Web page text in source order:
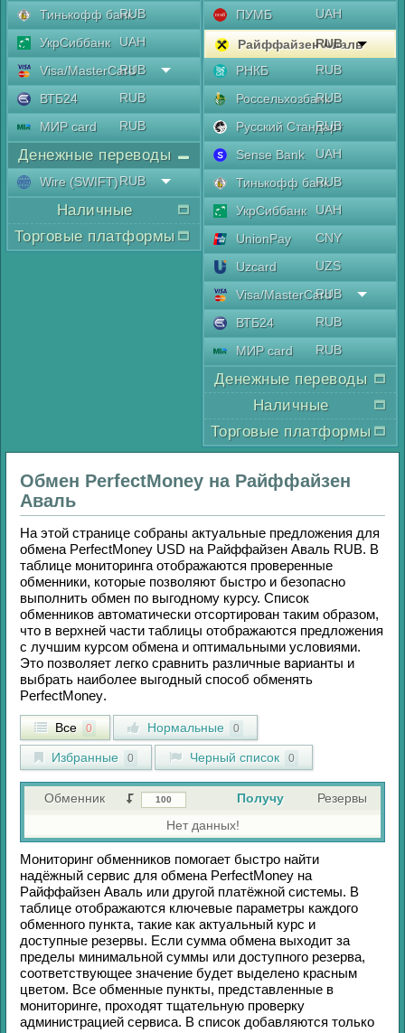
Тинькофф банкRUB
УкрСиббанк
UAH
Visa/MasterCard
RUB
ВТБ24
RUB
МИР card
RUB
Денежные переводы
Wire (SWIFT)RUB
Наличные
Торговые платформы
ПУМБ UAH
Райффайзен Аваль
RUB
РНКБ
RUB
РоссельхозбанкRUB
Русский Стандарт
RUB
Sense Bank
UAH
Тинькофф банкRUB
УкрСиббанк
UAH
UnionPay
CNY
Uzcard
UZS
Visa/MasterCard
RUB
ВТБ24
RUB
МИР card
RUB
Денежные переводы
Наличные
Торговые платформы
Обмен PerfectMoney на Райффайзен
Аваль
На этой странице собраны актуальные предложения для
обмена PerfectMoney USD на Райффайзен Аваль RUB. В
таблице мониторинга отображаются проверенные
обменники, которые позволяют быстро и безопасно
выполнить обмен по выгодному курсу. Список
обменников автоматически отсортирован таким образом,
что в верхней части таблицы отображаются предложения
с лучшим курсом обмена и оптимальными условиями.
Это позволяет легко сравнить различные варианты и
выбрать наиболее выгодный способ обменять
PerfectMoney.
Все 0 Нормальные 0
Избранные 0 Черный список 0
Обменник Получу
Резервы
Нет данных!
Мониторинг обменников помогает быстро найти
надёжный сервис для обмена PerfectMoney на
Райффайзен Аваль или другой платёжной системы. В
таблице отображаются ключевые параметры каждого
обменного пункта, такие как актуальный курс и
доступные резервы. Если сумма обмена выходит за
пределы минимальной суммы или доступного резерва,
соответствующее значение будет выделено красным
цветом. Все обменные пункты, представленные в
мониторинге, проходят тщательную проверку
администрацией сервиса. В список добавляются только